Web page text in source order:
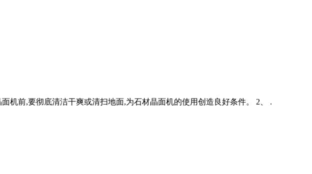
机前,要彻底清洁干爽或清扫地面,为石材晶面机的使用创造良好条件。 2、 .